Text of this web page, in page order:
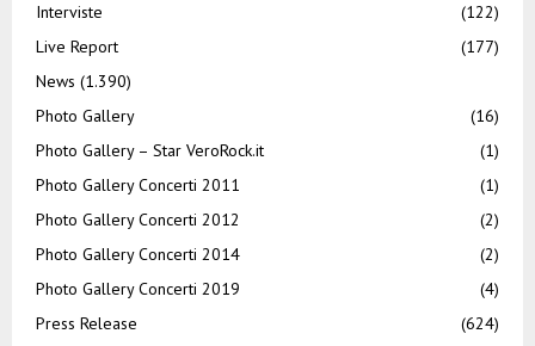
Interviste
(122)
Live Report
(177)
News (1.390)
Photo Gallery
(16)
Photo Gallery – Star VeroRock.it
(1)
Photo Gallery Concerti 2011
(1)
Photo Gallery Concerti 2012
(2)
Photo Gallery Concerti 2014
(2)
Photo Gallery Concerti 2019
(4)
Press Release
(624)